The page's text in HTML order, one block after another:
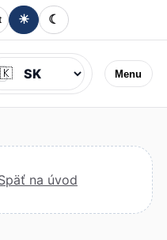
☀ ☾
Menu
Jazyk
na úvod